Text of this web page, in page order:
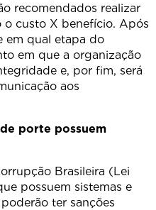
recomendados realizar
o custo X benefício. Após
em qual etapa do
em que a organização
e, por fim, será
aos
porte possuem
Brasileira (Lei
possuem sistemas e
ter sanções